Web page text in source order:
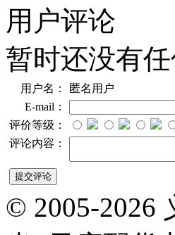
用户评论
暂时还没有
用户名：
匿名用户
E-mail：
评价等级：
评论内容：
© 2005-2026